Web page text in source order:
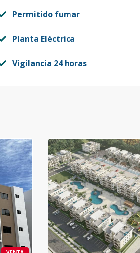
Permitido fumar
Planta Eléctrica
Vigilancia 24 horas